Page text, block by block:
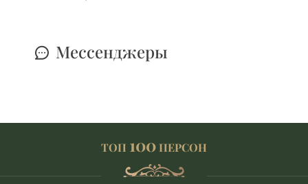
Мессенджеры
ТОП 100 ПЕРСОН